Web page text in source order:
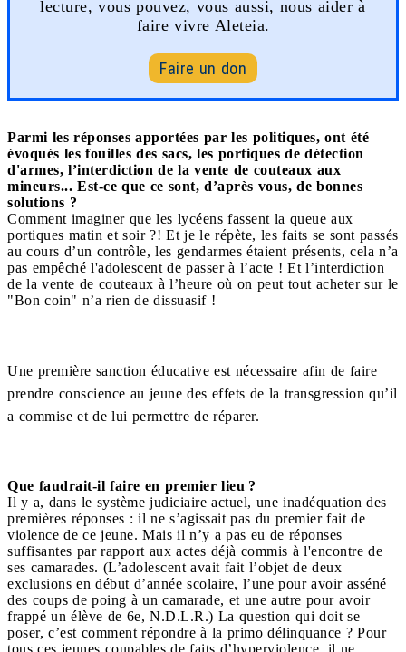
lecture, vous pouvez, vous aussi, nous aider à
faire vivre Aleteia.
Faire un don
Parmi les réponses apportées par les politiques, ont été
évoqués les fouilles des sacs, les portiques de détection
d'armes, l’interdiction de la vente de couteaux aux
mineurs... Est-ce que ce sont, d’après vous, de bonnes
solutions ?
Comment imaginer que les lycéens fassent la queue aux
portiques matin et soir ?! Et je le répète, les faits se sont passés
au cours d’un contrôle, les gendarmes étaient présents, cela n’a
pas empêché l'adolescent de passer à l’acte ! Et l’interdiction
de la vente de couteaux à l’heure où on peut tout acheter sur le
"Bon coin" n’a rien de dissuasif !
Une première sanction éducative est nécessaire afin de faire
prendre conscience au jeune des effets de la transgression qu’il
a commise et de lui permettre de réparer.
Que faudrait-il faire en premier lieu ?
Il y a, dans le système judiciaire actuel, une inadéquation des
premières réponses : il ne s’agissait pas du premier fait de
violence de ce jeune. Mais il n’y a pas eu de réponses
suffisantes par rapport aux actes déjà commis à l'encontre de
ses camarades. (L’adolescent avait fait l’objet de deux
exclusions en début d’année scolaire, l’une pour avoir asséné
des coups de poing à un camarade, et une autre pour avoir
frappé un élève de 6e, N.D.L.R.) La question qui doit se
poser, c’est comment répondre à la primo délinquance ? Pour
tous ces jeunes coupables de faits d’hyperviolence, il ne